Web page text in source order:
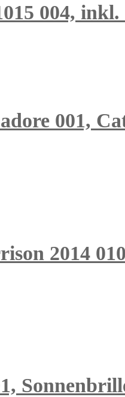
004,
001,
2014